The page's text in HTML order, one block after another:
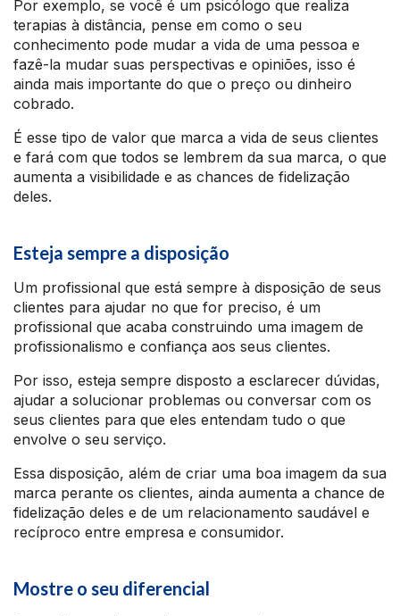
Por exemplo, se você é um psicólogo que realiza
terapias à distância, pense em como o seu
conhecimento pode mudar a vida de uma pessoa e
fazê-la mudar suas perspectivas e opiniões, isso é
ainda mais importante do que o preço ou dinheiro
cobrado.
É esse tipo de valor que marca a vida de seus clientes
e fará com que todos se lembrem da sua marca, o que
aumenta a visibilidade e as chances de fidelização
deles.
Esteja sempre a disposição
Um profissional que está sempre à disposição de seus
clientes para ajudar no que for preciso, é um
profissional que acaba construindo uma imagem de
profissionalismo e confiança aos seus clientes.
Por isso, esteja sempre disposto a esclarecer dúvidas,
ajudar a solucionar problemas ou conversar com os
seus clientes para que eles entendam tudo o que
envolve o seu serviço.
Essa disposição, além de criar uma boa imagem da sua
marca perante os clientes, ainda aumenta a chance de
fidelização deles e de um relacionamento saudável e
recíproco entre empresa e consumidor.
Mostre o seu diferencial